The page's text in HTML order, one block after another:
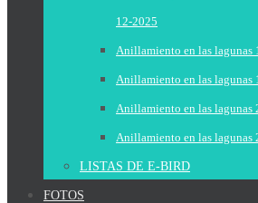
12-2025
Anillamiento en las lagunas
Anillamiento en las lagunas
Anillamiento en las lagunas
Anillamiento en las lagunas
LISTAS DE E-BIRD
FOTOS